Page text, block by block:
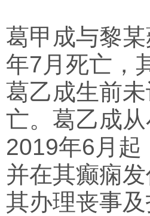
葛甲成与黎
年7月死亡，
葛乙成生前
亡。葛乙成
2019年6月起
并在其癫痫
其办理丧事